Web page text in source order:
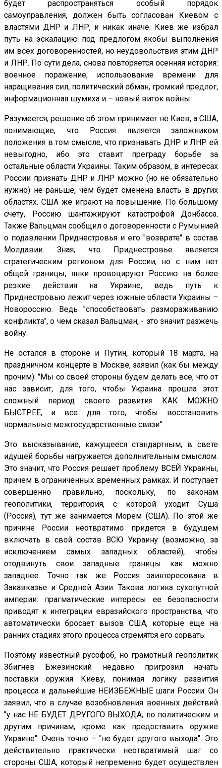
будет распространяться особый порядок
самоуправления, должен быть согласован Киевом с
властями ДНР и ЛНР, и никак иначе. Киев же избрал
путь на эскалацию под предлогом якобы выполнения
им всех договоренностей, но неудовольствия этим ДНР
и ЛНР. По сути дела, снова повторяется осенняя история:
военное поражение, использование времени для
наращивания сил, политический обман, громкий предлог,
информационная шумиха и – новый виток войны.
Разумеется, решение об этом принимает не Киев, а США,
понимающие, что Россия является заложником
положения в том смысле, что признавать ДНР и ЛНР ей
невыгодно, ибо это ставит преграду борьбе за
остальные области Украины. Таким образом, в интересах
России признать ДНР и ЛНР можно (но не обязательно
нужно) не раньше, чем будет сменена власть в других
областях. США же играют на повышение. По большому
счету, Россию шантажируют катастрофой Донбасса.
Также Вальцман сообщил о договоренности с Румынией
о подавлении Приднестровья и его "возврате" в состав
Молдавии. Зная, что Приднестровье является
стратегическим регионом для России, но с ним нет
общей границы, янки провоцируют Россию на более
резкие действия на Украине, ведь путь к
Приднестровью лежит через южные области Украины –
Новороссию. Ведь "способствовать размораживанию
конфликта", о чем сказал Вальцман, - это значит разжечь
войну.
Не остался в стороне и Путин, который 18 марта, на
праздничном концерте в Москве, заявил (как бы между
прочим): "Мы со своей стороны будем делать все, что от
нас зависит, для того, чтобы Украина прошла этот
сложный период своего развития КАК МОЖНО
БЫСТРЕЕ, и все для того, чтобы восстановить
нормальные межгосударственные связи".
Это высказывание, кажущееся стандартным, в свете
идущей борьбы нагружается дополнительным смыслом.
Это значит, что Россия решает проблему ВСЕЙ Украины,
причем в ограниченных временных рамках. И поступает
совершенно правильно, поскольку, по законам
геополитики, территория, с которой уходит Суша
(Россия), тут же занимается Морем (США). По этой же
причине России неотвратимо придется в будущем
включать в свой состав ВСЮ Украину (возможно, за
исключением самых западных областей), чтобы
отодвинуть свои западные границы как можно
западнее. Точно так же Россия заинтересована в
Закавказье и Средней Азии. Такова логика сухопутной
империи: прагматические интересы ее безопасности
приводят к интеграции евразийского пространства, что
автоматически бросает вызов США, которые еще на
ранних стадиях этого процесса стремятся его сорвать.
Поэтому известный русофоб, но грамотный геополитик
Збигнев Бжезинский недавно пригрозил начать
поставки оружия Киеву, понимая логику развития
процесса и дальнейшие НЕИЗБЕЖНЫЕ шаги России. Он
заявил, что в случае возобновления военных действий
"у нас НЕ БУДЕТ ДРУГОГО ВЫХОДА, по политическим и
другим причинам, кроме как предоставить оружие
Украине". Очень точно – "не будет другого выхода". Это
действительно практически неотвратимый шаг со
стороны США, который непременно будет осуществлен